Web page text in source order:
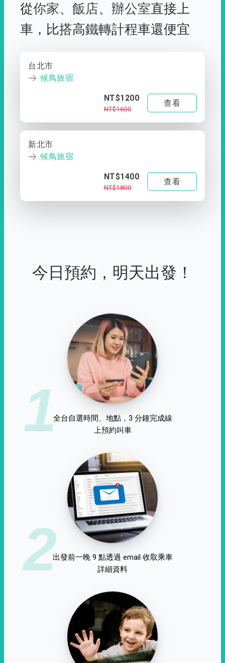
從你家、 飯店、 辦公室直接上
車， 比搭高鐵轉計程車還便宜
台北市
候鳥旅宿
NT$1200
NT$1600
查看
新北市
候鳥旅宿
NT$1400
NT$1800
查看
今日預約，明天出發！
1全台自選時間、地點，3 分鐘完成線
上預約叫車
2出發前一晚 9 點透過 email 收取乘車
詳細資料